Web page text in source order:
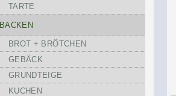
TARTE
BACKEN
BROT + BRÖTCHEN
GEBÄCK
GRUNDTEIGE
KUCHEN